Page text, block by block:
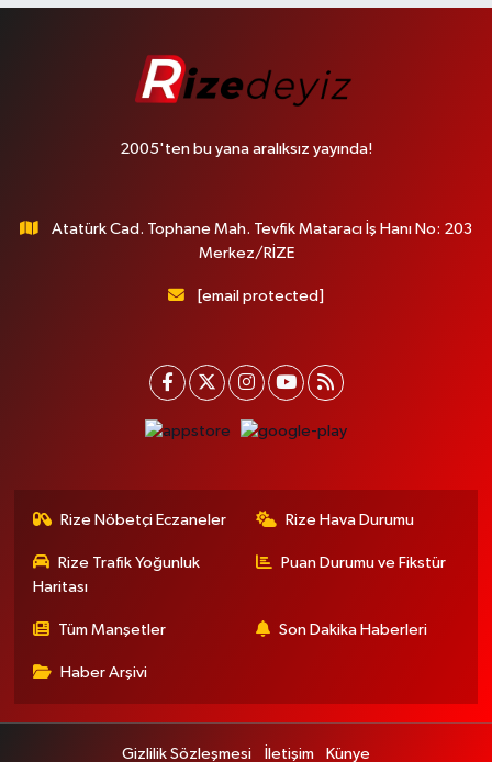
2005'ten bu yana aralıksız yayında!
Atatürk Cad. Tophane Mah. Tevfik Mataracı İş Hanı No: 203
Merkez/RİZE
[email protected]
Rize Nöbetçi Eczaneler Rize Hava Durumu
Rize Trafik Yoğunluk
Haritası
Puan Durumu ve Fikstür
Tüm Manşetler Son Dakika Haberleri
Haber Arşivi
Gizlilik Sözleşmesi İletişim Künye